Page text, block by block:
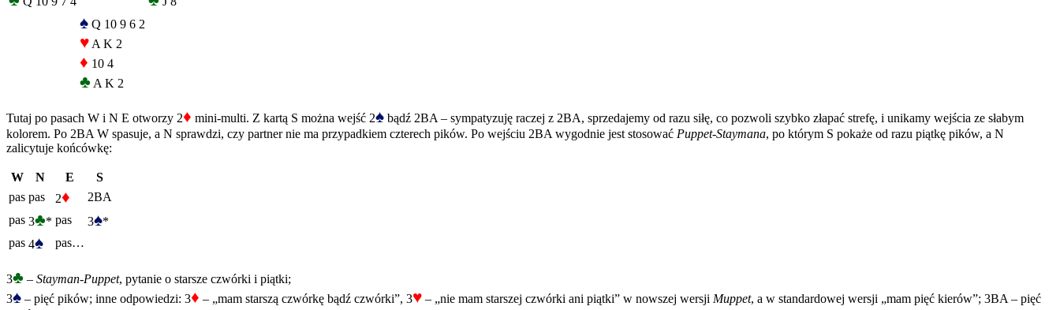
♠ Q 10 9 6 2
♥ A K 2
♦ 10 4
♣ A K 2
Tutaj po pasach W i N E otworzy 2♦ mini-multi. Z kartą S można wejść 2♠ bądź 2BA – sympatyzuję raczej z 2BA, sprzedajemy od razu siłę, co pozwoli szybko złapać strefę, i unikamy wejścia ze słabym
kolorem. Po 2BA W spasuje, a N sprawdzi, czy partner nie ma przypadkiem czterech pików. Po wejściu 2BA wygodnie jest stosować Puppet-Staymana, po którym S pokaże od razu piątkę pików, a N
zalicytuje końcówkę:
W N E
S
pas pas 2♦
2BA
pas 3♣* pas 3♠*
pas 4♠ pas…
3♣ – Stayman-Puppet, pytanie o starsze czwórki i piątki;
3♠ – pięć pików; inne odpowiedzi: 3♦ – „mam starszą czwórkę bądź czwórki”, 3♥ – „nie mam starszej czwórki ani piątki” w nowszej wersji Muppet, a w standardowej wersji „mam pięć kierów”; 3BA – pięć